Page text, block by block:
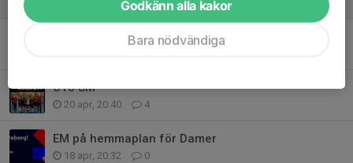
U16 SM
20 apr, 20:40 4
EM på hemmaplan för Damer
18 apr, 20:32 0
Godkänn alla kakor
Bara nödvändiga